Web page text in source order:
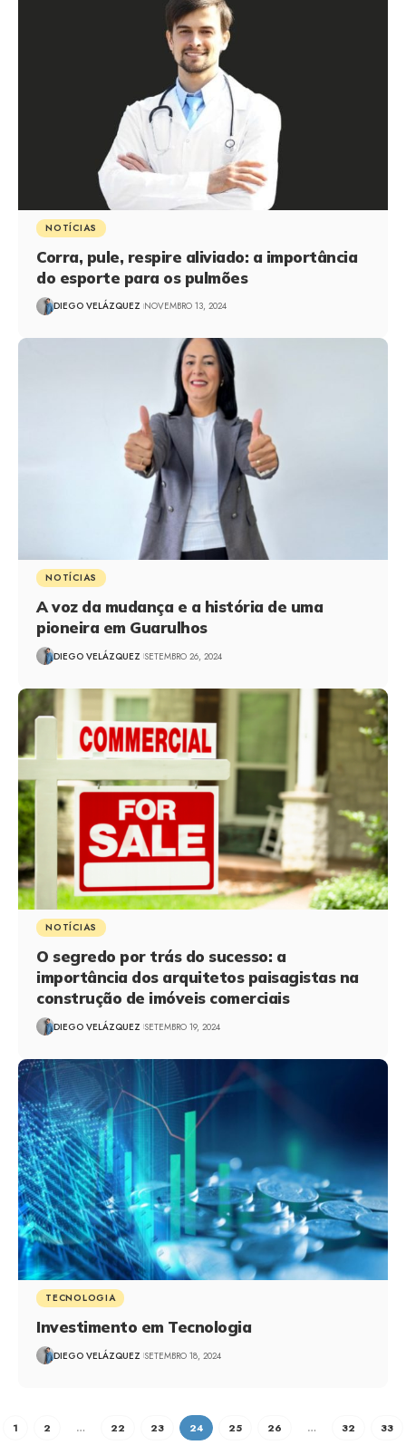
NOTÍCIAS
Corra, pule, respire aliviado: a importância
do esporte para os pulmões
DIEGO VELÁZQUEZ NOVEMBRO 13, 2024
NOTÍCIAS
A voz da mudança e a história de uma
pioneira em Guarulhos
DIEGO VELÁZQUEZ SETEMBRO 26, 2024
NOTÍCIAS
O segredo por trás do sucesso: a
importância dos arquitetos paisagistas na
construção de imóveis comerciais
DIEGO VELÁZQUEZ SETEMBRO 19, 2024
TECNOLOGIA
Investimento em Tecnologia
DIEGO VELÁZQUEZ SETEMBRO 18, 2024
1 2 … 22 23 24 25 26 … 32 33